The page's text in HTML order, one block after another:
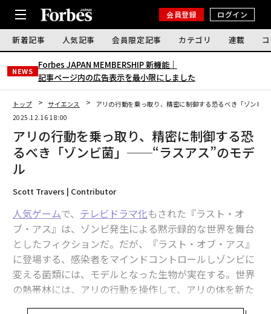
会員登録 ログイン
新着記事 人気記事 会員限定記事 カテゴリ 連載
NEWS
Forbes JAPAN MEMBERSHIP 新機能｜
記事ページ内の広告表示を最小限にしました
トップ サイエンス
アリの行動を乗っ取り、精密に制御する恐るべき「ゾンビ
2025.12.16 18:00
アリの行動を乗っ取り、精密に制御する恐
るべき「ゾンビ菌」──“ラスアス”のモデ
ル
Scott Travers | Contributor
人気ゲームで、 テレビドラマ化もされた『ラスト・オ
ブ・アス』は、ゾンビ発生による黙示録的な世界を舞台
としたフィクションだ。だが、『ラスト・オブ・アス』
に登場する、感染者をマインドコントロールしゾンビに
変える菌類には、モデルとなった生物が実在する。世界
の熱帯林には、アリの行動を操作して、アリの体を新た
な胞子の発射台に変えてしまう菌類が潜んでいるのだ。